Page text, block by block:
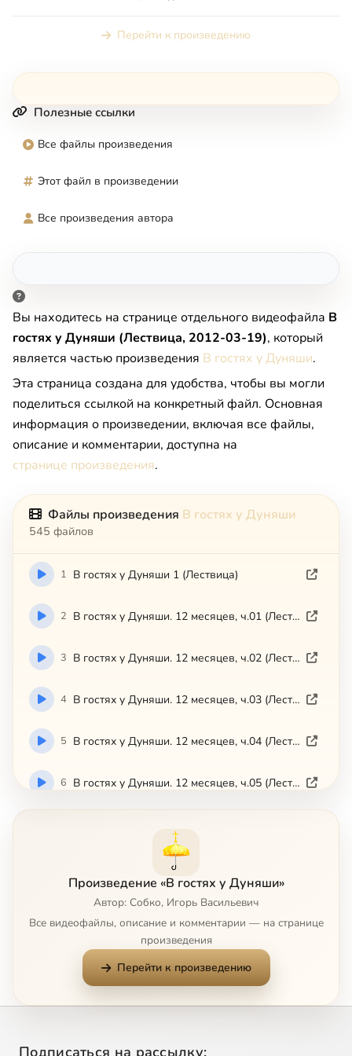
Перейти к произведению
Полезные ссылки
Все файлы произведения
Этот файл в произведении
Все произведения автора
Вы находитесь на странице отдельного видеофайла В
гостях у Дуняши (Лествица, 2012-03-19), который
является частью произведения В гостях у Дуняши.
Эта страница создана для удобства, чтобы вы могли
поделиться ссылкой на конкретный файл. Основная
информация о произведении, включая все файлы,
описание и комментарии, доступна на
странице произведения.
Файлы произведения В гостях у Дуняши
545 файлов
1 В гостях у Дуняши 1 (Лествица)
2 В гостях у Дуняши. 12 месяцев, ч.01 (Лествица)
3 В гостях у Дуняши. 12 месяцев, ч.02 (Лествица)
4 В гостях у Дуняши. 12 месяцев, ч.03 (Лествица)
5 В гостях у Дуняши. 12 месяцев, ч.04 (Лествица)
6 В гостях у Дуняши. 12 месяцев, ч.05 (Лествица)
Произведение «В гостях у Дуняши»
Автор: Собко, Игорь Васильевич
Все видеофайлы, описание и комментарии — на странице
произведения
Перейти к произведению